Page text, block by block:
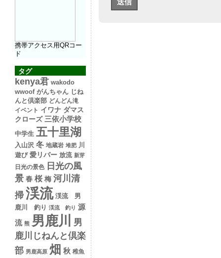
携帯アクセス用QRコー
ド
タグ
kenya君 wakodo
wwoof がんちゃん じね
んと倶楽部 どんどん滝
イベント イワナ ダマス
クローズ 三依小学校
中学生 五十里湖
入山沢 冬 地蔵岩 堆肥 川
遊び 愛リバー 放流 新芽
日光の景色
日光の風
景 春 桜 梅 河川清
掃渓流 渓流 男
鹿川 釣り 渓流 釣り 源
流 熊 男鹿川
男
鹿川じねんと倶楽
部 男鹿高原 畑 秋 稚魚